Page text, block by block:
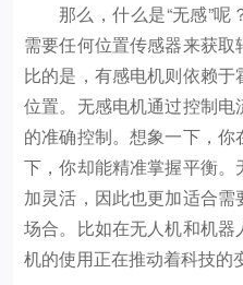
那么，什么是“无感”
需要任何位置传感器来获
比的是，有感电机则依赖
位置。无感电机通过控制
的准确控制。想象一下，
下，你却能精准掌握平衡
加灵活，因此也更加适合
场合。比如在无人机和机
机的使用正在推动着科技的